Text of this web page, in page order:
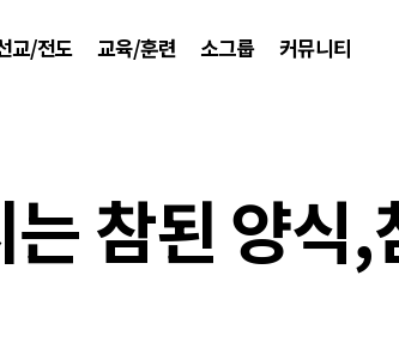
교/전도 교육/훈련 소그룹 커뮤니티
참된 양식,